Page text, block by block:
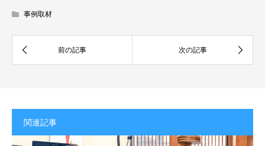
事例取材
関連記事